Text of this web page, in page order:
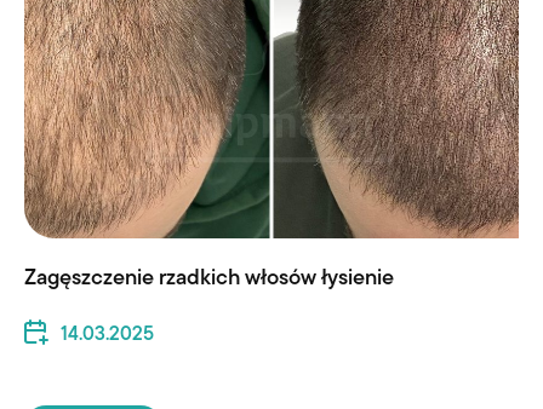
Zagęszczenie rzadkich włosów łysienie
14.03.2025